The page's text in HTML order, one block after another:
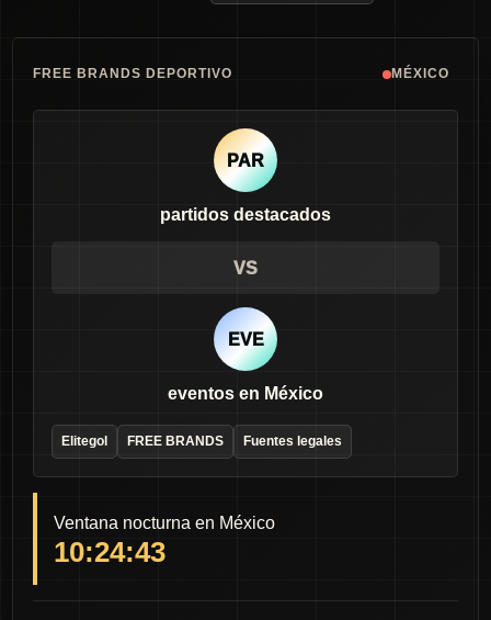
FREE BRANDS DEPORTIVO MÉXICO
PAR
partidos destacados
VS
EVE
eventos en México
Elitegol FREE BRANDS Fuentes legales
Ventana nocturna en México
10:24:42